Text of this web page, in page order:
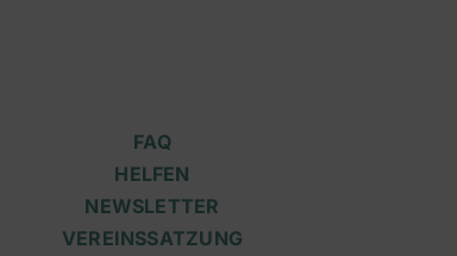
FAQ
HELFEN
NEWSLETTER
VEREINSSATZUNG